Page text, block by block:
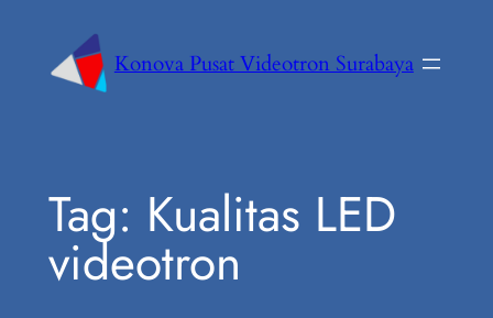
Konova Pusat Videotron Surabaya
Tag: Kualitas LED
videotron